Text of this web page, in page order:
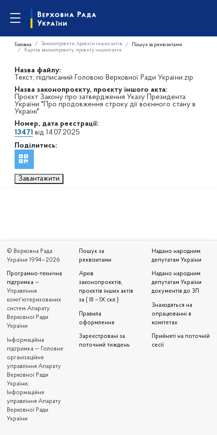
Головна Законопроєкти, проєкти інших актів
Пошук за реквізитами
Картка законопроєкту, проєкту іншого акта
Назва файлу:
Текст, підписаний Головою Верховної Ради України.zip
Назва законопроєкту, проєкту іншого акта:
Проєкт Закону про затвердження Указу Президента
України "Про продовження строку дії воєнного стану в
Україні"
Номер, дата реєстрації:
13471 від 14.07.2025
Поділитись:
Завантажити
© Верховна Рада
України 1994—2026
Програмно-технічна
підтримка —
Управління
комп'ютеризованих
систем Апарату
Верховної Ради
України
Iнформаційна
підтримка — Головне
організаційне
управління Апарату
Верховної Ради
України,
Інформаційне
управління Апарату
Верховної Ради
України
Пошук за
реквізитами
Архів
законопроєктів,
проєктів інших актів
за ( III – IX скл.)
Правила
оформлення
Зареєстровані за
поточний тиждень
Надано народним
депутатам України
Надано народним
депутатам України
документів до ЗП
Знаходяться на
опрацюванні в
комітетах
Прийняті на поточній
сесії